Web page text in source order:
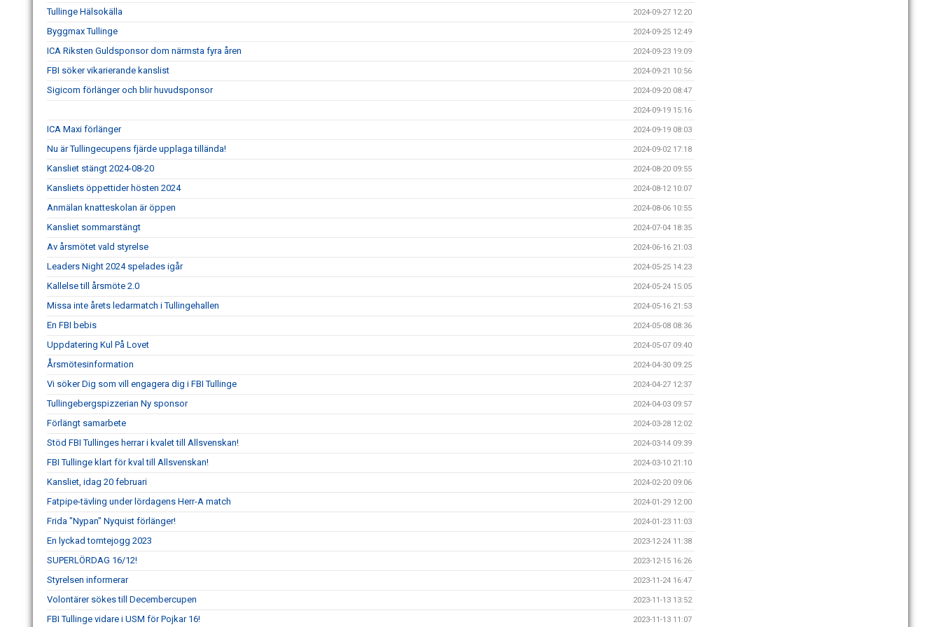
Tullinge Hälsokälla 2024-09-27 12:20
Byggmax Tullinge 2024-09-25 12:49
ICA Riksten Guldsponsor dom närmsta fyra åren 2024-09-23 19:09
FBI söker vikarierande kanslist 2024-09-21 10:56
Sigicom förlänger och blir huvudsponsor 2024-09-20 08:47
2024-09-19 15:16
ICA Maxi förlänger 2024-09-19 08:03
Nu är Tullingecupens fjärde upplaga tillända! 2024-09-02 17:18
Kansliet stängt 2024-08-20 2024-08-20 09:55
Kansliets öppettider hösten 2024 2024-08-12 10:07
Anmälan knatteskolan är öppen 2024-08-06 10:55
Kansliet sommarstängt 2024-07-04 18:35
Av årsmötet vald styrelse 2024-06-16 21:03
Leaders Night 2024 spelades igår 2024-05-25 14:23
Kallelse till årsmöte 2.0 2024-05-24 15:05
Missa inte årets ledarmatch i Tullingehallen 2024-05-16 21:53
En FBI bebis 2024-05-08 08:36
Uppdatering Kul På Lovet 2024-05-07 09:40
Årsmötesinformation 2024-04-30 09:25
Vi söker Dig som vill engagera dig i FBI Tullinge 2024-04-27 12:37
Tullingebergspizzerian Ny sponsor 2024-04-03 09:57
Förlängt samarbete 2024-03-28 12:02
Stöd FBI Tullinges herrar i kvalet till Allsvenskan! 2024-03-14 09:39
FBI Tullinge klart för kval till Allsvenskan! 2024-03-10 21:10
Kansliet, idag 20 februari 2024-02-20 09:06
Fatpipe-tävling under lördagens Herr-A match 2024-01-29 12:00
Frida "Nypan" Nyquist förlänger! 2024-01-23 11:03
En lyckad tomtejogg 2023 2023-12-24 11:38
SUPERLÖRDAG 16/12! 2023-12-15 16:26
Styrelsen informerar 2023-11-24 16:47
Volontärer sökes till Decembercupen 2023-11-13 13:52
FBI Tullinge vidare i USM för Pojkar 16! 2023-11-13 11:07